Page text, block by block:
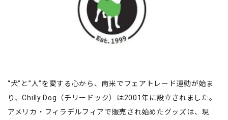
“犬”と”人”を愛する心から、南米でフェアトレード運動が始ま
り、Chilly Dog（チリードック）は2001年に設立されました。
アメリカ・フィラデルフィアで販売され始めたグッズは、現